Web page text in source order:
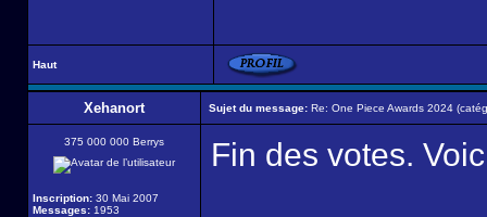
Haut
Xehanort Sujet du message: Re: One Piece Awards 2024
375 000 000 Berrys
Inscription: 30 Mai 2007
Messages: 1953
Fin des votes.